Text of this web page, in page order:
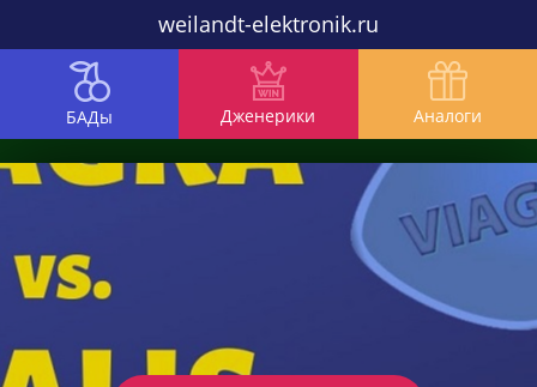
weilandt-elektronik.ru
БАДы Дженерики Аналоги